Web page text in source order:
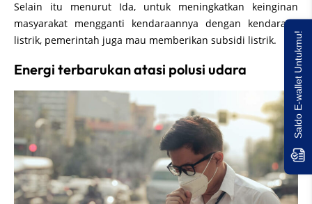
Selain itu menurut Ida, untuk meningkatkan keinginan
masyarakat mengganti kendaraannya dengan kendaraan
listrik, pemerintah juga mau memberikan subsidi listrik.
Energi terbarukan atasi polusi udara Saldo E-wallet Untukmu!